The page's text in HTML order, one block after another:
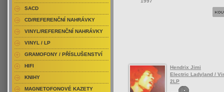
Hendrix Jimi
Electric Ladyland /
2LP
SACD
CD/REFERENČNÍ NAHRÁVKY
VINYL/REFERENČNÍ NAHRÁVKY
VINYL / LP
GRAMOFONY / PŘÍSLUŠENSTVÍ
HIFI
KNIHY
MAGNETOFONOVÉ KAZETY